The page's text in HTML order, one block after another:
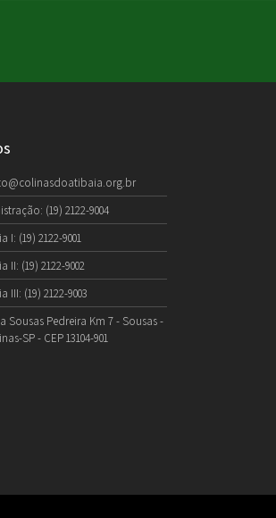
(19) 2122-9004
I: (19) 2122-9001
II: (19) 2122-9002
III: (19) 2122-9003
Sousas Pedreira Km 7 - Sousas -
SP - CEP 13104-901